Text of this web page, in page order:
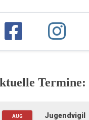
Termine:
AUG
Jugendvigil